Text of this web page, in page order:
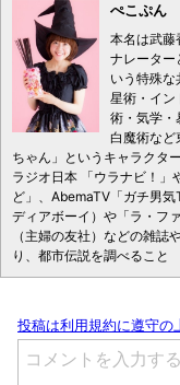
ぺこぷん
本名は武藤
ナレーター
いう特殊
星術・イン
術・気学・
白魔術など
ちゃん」というキャラクタ
ラジオ日本 「ウラナビ！」
ど」、AbemaTV「ガチ男
ディアボーイ）や「ラ・フ
（主婦の友社）などの雑誌
り、都市伝説を調べること